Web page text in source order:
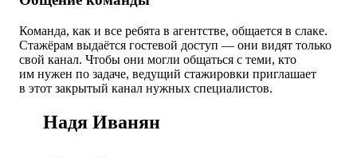
Команда, как и все ребята в агентстве, общается в слаке.
Стажёрам выдаётся гостевой доступ — они видят только
свой канал. Чтобы они могли общаться с теми, кто
им нужен по задаче, ведущий стажировки приглашает
в этот закрытый канал нужных специалистов.
Надя Иванян